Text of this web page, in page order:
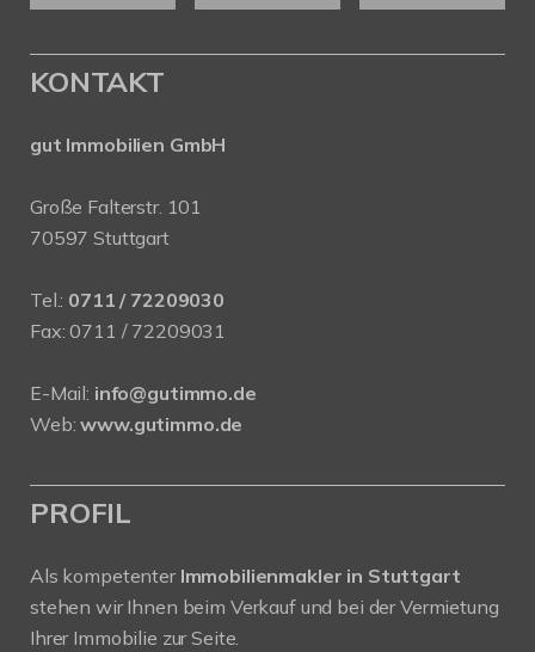
KONTAKT
gut Immobilien GmbH
Große Falterstr. 101
70597 Stuttgart
Tel.: 0711 / 72209030
Fax: 0711 / 72209031
E-Mail: info@gutimmo.de
Web:www.gutimmo.de
PROFIL
Als kompetenter Immobilienmakler in Stuttgart
stehen wir Ihnen beim Verkauf und bei der Vermietung
Ihrer Immobilie zur Seite.